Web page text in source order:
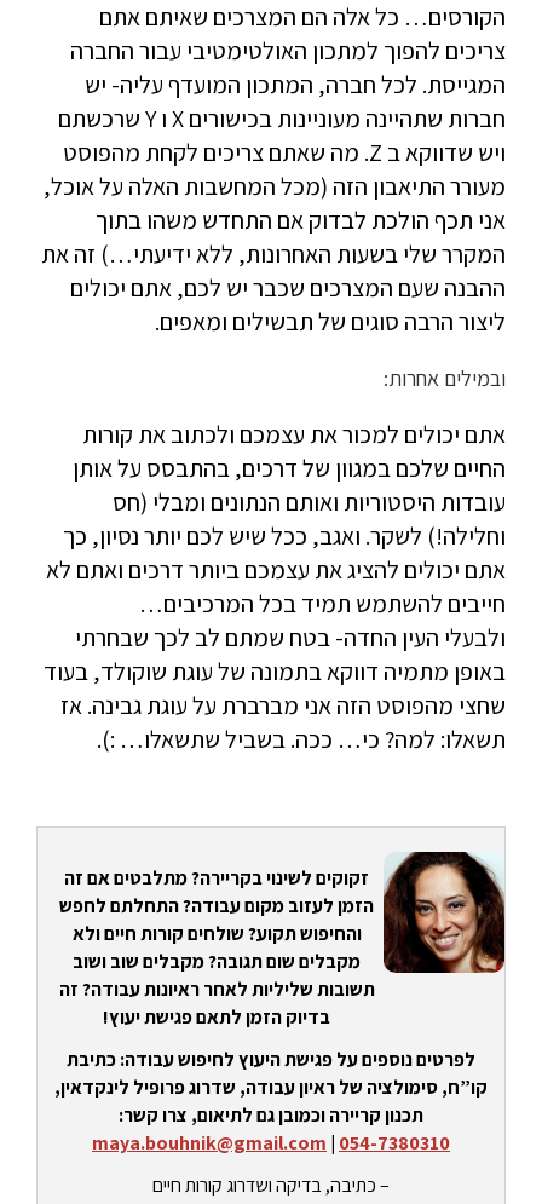
הקורסים… כל אלה הם המצרכים שאיתם אתם
צריכים להפוך למתכון האולטימטיבי עבור החברה
המגייסת. לכל חברה, המתכון המועדף עליה- יש
חברות שתהיינה מעוניינות בכישורים X ו Y שרכשתם
ויש שדווקא ב Z. מה שאתם צריכים לקחת מהפוסט
מעורר התיאבון הזה (מכל המחשבות האלה על אוכל,
אני תכף הולכת לבדוק אם התחדש משהו בתוך
המקרר שלי בשעות האחרונות, ללא ידיעתי…) זה את
ההבנה שעם המצרכים שכבר יש לכם, אתם יכולים
ליצור הרבה סוגים של תבשילים ומאפים.
ובמילים אחרות:
אתם יכולים למכור את עצמכם ולכתוב את קורות
החיים שלכם במגוון של דרכים, בהתבסס על אותן
עובדות היסטוריות ואותם הנתונים ומבלי (חס
וחלילה!) לשקר. ואגב, ככל שיש לכם יותר נסיון, כך
אתם יכולים להציג את עצמכם ביותר דרכים ואתם לא
חייבים להשתמש תמיד בכל המרכיבים…
ולבעלי העין החדה- בטח שמתם לב לכך שבחרתי
באופן מתמיה דווקא בתמונה של עוגת שוקולד, בעוד
שחצי מהפוסט הזה אני מברברת על עוגת גבינה. אז
תשאלו: למה? כי… ככה. בשביל שתשאלו… :).
זקוקים לשינוי בקריירה? מתלבטים אם זה
הזמן לעזוב מקום עבודה? התחלתם לחפש
והחיפוש תקוע? שולחים קורות חיים ולא
מקבלים שום תגובה? מקבלים שוב ושוב
תשובות שליליות לאחר ראיונות עבודה? זה
בדיוק הזמן לתאם פגישת יעוץ!
לפרטים נוספים על פגישת היעוץ לחיפוש עבודה: כתיבת
קו”ח, סימולציה של ראיון עבודה, שדרוג פרופיל לינקדאין,
תכנון קריירה וכמובן גם לתיאום, צרו קשר:
054-7380310
|
maya.bouhnik@gmail.com
– כתיבה, בדיקה ושדרוג קורות חיים